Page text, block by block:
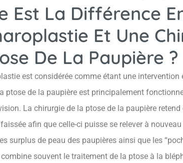
Est La Différence
Et Une
De La Paupière ?
est considérée comme étant une
ptose de la paupière est principalement
La chirurgie de la ptose de la paupière
afin que celle-ci puisse se relever à
surplus de peau des paupières ainsi que les
combine souvent le traitement de la ptose à la